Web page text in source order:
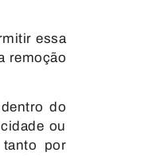
essa
remoção
do
ou
tanto por